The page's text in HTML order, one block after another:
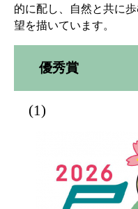
的に配し、自然と共に
望を描いています。
優秀賞